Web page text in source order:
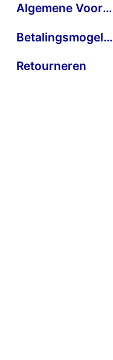
Algemene Voorwaarden
Betalingsmogelijkheden
Retourneren